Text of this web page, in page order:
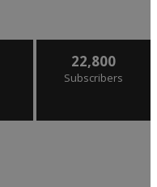
22,800
Subscribers